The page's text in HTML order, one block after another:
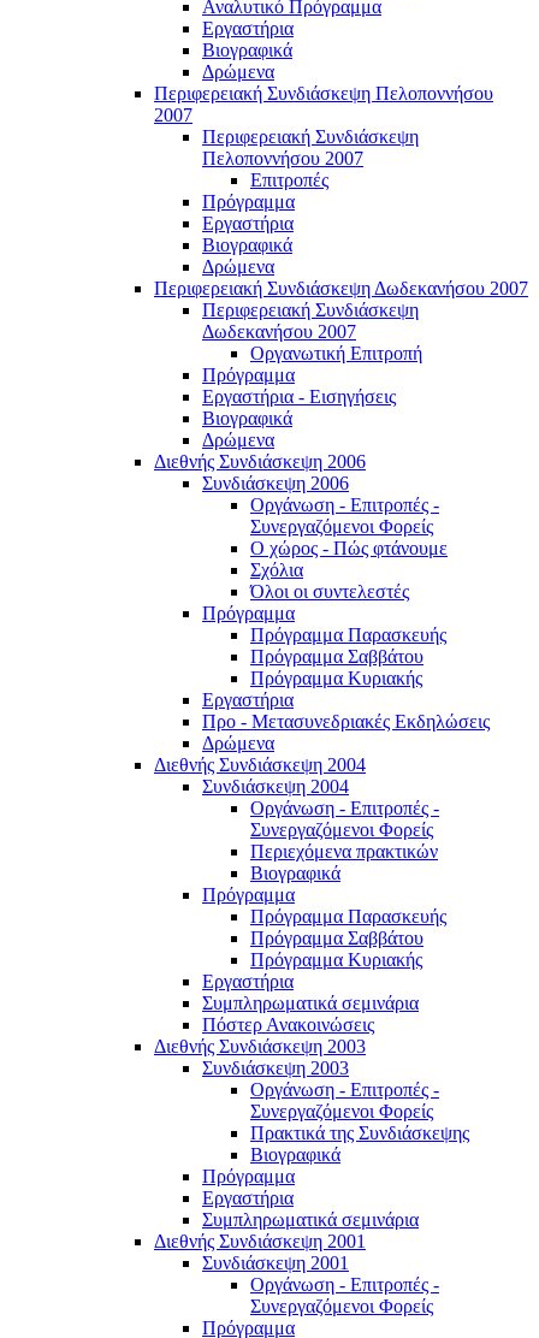
Αναλυτικό Πρόγραμμα
Εργαστήρια
Βιογραφικά
Δρώμενα
Περιφερειακή Συνδιάσκεψη Πελοποννήσου
2007
Περιφερειακή Συνδιάσκεψη
Πελοποννήσου 2007
Επιτροπές
Πρόγραμμα
Εργαστήρια
Βιογραφικά
Δρώμενα
Περιφερειακή Συνδιάσκεψη Δωδεκανήσου 2007
Περιφερειακή Συνδιάσκεψη
Δωδεκανήσου 2007
Οργανωτική Επιτροπή
Πρόγραμμα
Εργαστήρια - Εισηγήσεις
Βιογραφικά
Δρώμενα
Διεθνής Συνδιάσκεψη 2006
Συνδιάσκεψη 2006
Οργάνωση - Επιτροπές -
Συνεργαζόμενοι Φορείς
Ο χώρος - Πώς φτάνουμε
Σχόλια
Όλοι οι συντελεστές
Πρόγραμμα
Πρόγραμμα Παρασκευής
Πρόγραμμα Σαββάτου
Πρόγραμμα Κυριακής
Εργαστήρια
Προ - Μετασυνεδριακές Εκδηλώσεις
Δρώμενα
Διεθνής Συνδιάσκεψη 2004
Συνδιάσκεψη 2004
Οργάνωση - Επιτροπές -
Συνεργαζόμενοι Φορείς
Περιεχόμενα πρακτικών
Βιογραφικά
Πρόγραμμα
Πρόγραμμα Παρασκευής
Πρόγραμμα Σαββάτου
Πρόγραμμα Κυριακής
Εργαστήρια
Συμπληρωματικά σεμινάρια
Πόστερ Ανακοινώσεις
Διεθνής Συνδιάσκεψη 2003
Συνδιάσκεψη 2003
Οργάνωση - Επιτροπές -
Συνεργαζόμενοι Φορείς
Πρακτικά της Συνδιάσκεψης
Βιογραφικά
Πρόγραμμα
Εργαστήρια
Συμπληρωματικά σεμινάρια
Διεθνής Συνδιάσκεψη 2001
Συνδιάσκεψη 2001
Οργάνωση - Επιτροπές -
Συνεργαζόμενοι Φορείς
Πρόγραμμα